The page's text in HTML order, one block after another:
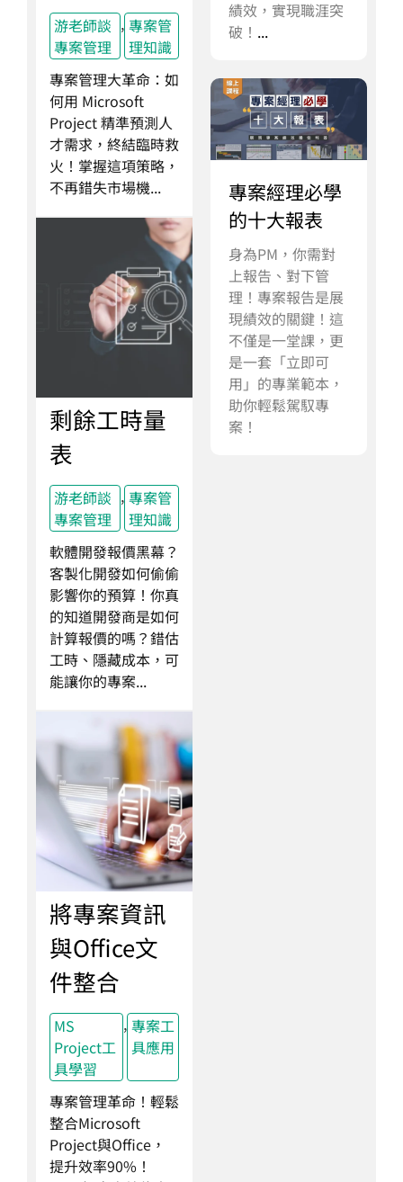
游老師談
專案管理
, 專案管
理知識
專案管理大革命：如
何用 Microsoft
Project 精準預測人
才需求，終結臨時救
火！掌握這項策略，
不再錯失市場機...
剩餘工時量
表
游老師談
專案管理
, 專案管
理知識
軟體開發報價黑幕？
客製化開發如何偷偷
影響你的預算！你真
的知道開發商是如何
計算報價的嗎？錯估
工時、隱藏成本，可
能讓你的專案...
將專案資訊
與Office文
件整合
MS
Project工
具學習
, 專案工
具應用
專案管理革命！輕鬆
整合Microsoft
Project與Office，
提升效率90%！
績效，實現職涯突
破！ ...
專案經理必學
的十大報表
身為PM，你需對
上報告、對下管
理！專案報告是展
現績效的關鍵！這
不僅是一堂課，更
是一套「立即可
用」的專業範本，
助你輕鬆駕馭專
案！